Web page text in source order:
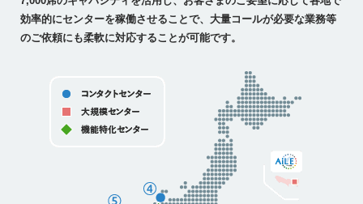
効率的にセンターを稼働させることで、大量コールが必要な業務等
のご依頼にも柔軟に対応することが可能です。